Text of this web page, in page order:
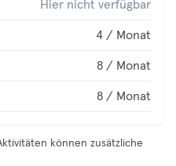
Hier nicht verfügbar
4 / Monat
8 / Monat
8 / Monat
können zusätzliche